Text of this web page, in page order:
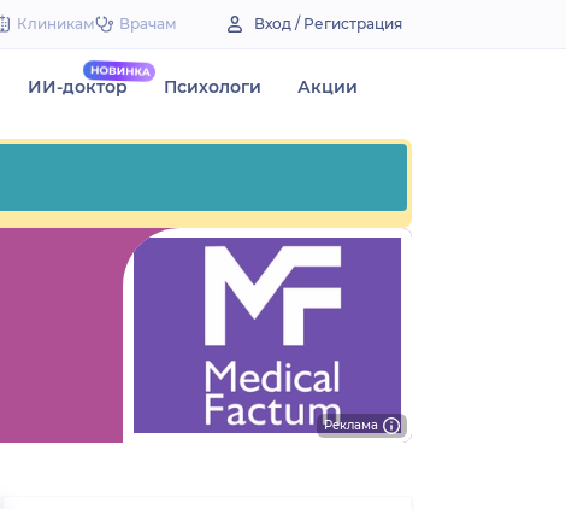
Клиникам Врачам Вход / Регистрация
ИИ-доктор Психологи Акции
Реклама